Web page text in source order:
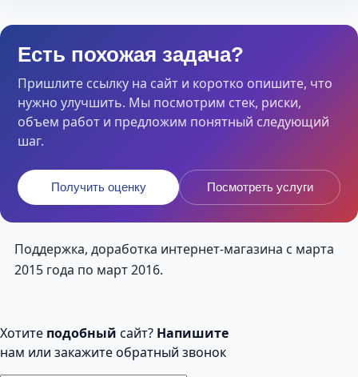
Есть похожая задача?
Пришлите ссылку на сайт и коротко опишите, что
нужно улучшить. Мы посмотрим стек, риски,
объем работ и предложим понятный следующий
шаг.
Получить оценку Посмотреть услуги
Поддержка, доработка интернет-магазина с марта
2015 года по март 2016.
Хотите подобный сайт? Напишите
нам или закажите обратный звонок